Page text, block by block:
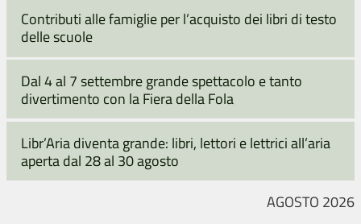
Contributi alle famiglie per l’acquisto dei libri di testo
delle scuole
Dal 4 al 7 settembre grande spettacolo e tanto
divertimento con la Fiera della Fola
Libr’Aria diventa grande: libri, lettori e lettrici all’aria
aperta dal 28 al 30 agosto
AGOSTO 2026